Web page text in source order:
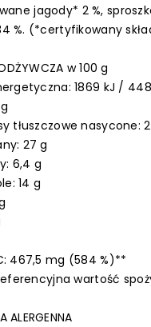
jagody* 2 %,
%. (*certyfikowany
w 100 g
1869 kJ /
tłuszczowe nasycone:
27 g
6,4 g
14 g
467,5 mg (584 %)**
wartość
ALERGENNA